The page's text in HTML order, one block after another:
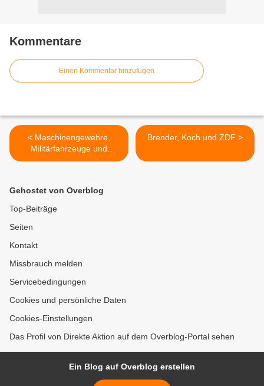
Kommentare
Einen Kommentar hinzufügen
< Maschinengewehre,
Militärfahrzeuge und
Unterwasser-
dem Konjunkturpaket?
Brender, Koch und ZDF >
Gehostet von Overblog
Top-Beiträge
Seiten
Kontakt
Missbrauch melden
Servicebedingungen
Cookies und persönliche Daten
Cookies-Einstellungen
Das Profil von Direkte Aktion auf dem Overblog-Portal sehen
Ein Blog auf Overblog erstellen